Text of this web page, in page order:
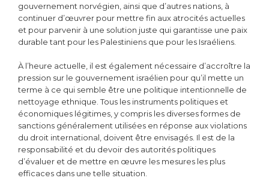
gouvernement norvégien, ainsi que d’autres nations, à
continuer d’œuvrer pour mettre fin aux atrocités actuelles
et pour parvenir à une solution juste qui garantisse une paix
durable tant pour les Palestiniens que pour les Israéliens.
À l’heure actuelle, il est également nécessaire d’accroître la
pression sur le gouvernement israélien pour qu’il mette un
terme à ce qui semble être une politique intentionnelle de
nettoyage ethnique. Tous les instruments politiques et
économiques légitimes, y compris les diverses formes de
sanctions généralement utilisées en réponse aux violations
du droit international, doivent être envisagés. Il est de la
responsabilité et du devoir des autorités politiques
d’évaluer et de mettre en œuvre les mesures les plus
efficaces dans une telle situation.